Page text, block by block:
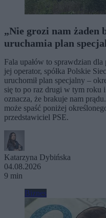
„Nie grozi nam żaden
uruchamia plan
Fala upałów to sprawdzian
jej operator, spółka Polskie
uruchomił plan specjalny –
się to po raz drugi w tym
oznacza, że brakuje nam
może spaść poniżej
przedstawiciel PSE.
Katarzyna Dybińska
04.08.2026
9 min
Biznes